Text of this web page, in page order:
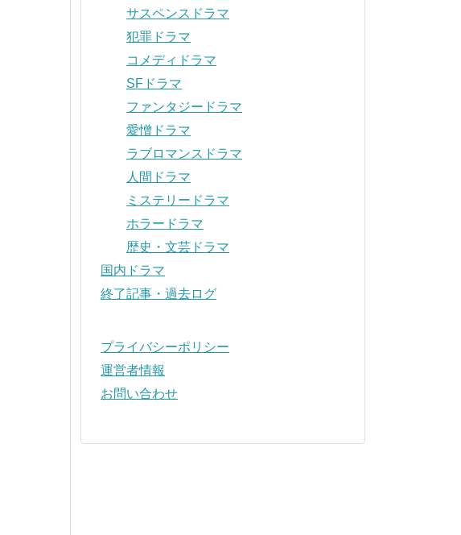
サスペンスドラマ
犯罪ドラマ
コメディドラマ
SFドラマ
ファンタジードラマ
愛憎ドラマ
ラブロマンスドラマ
人間ドラマ
ミステリードラマ
ホラードラマ
歴史・文芸ドラマ
国内ドラマ
終了記事・過去ログ
プライバシーポリシー
運営者情報
お問い合わせ